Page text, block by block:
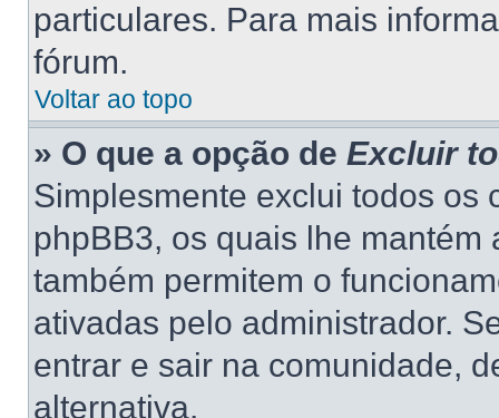
particulares. Para mais
fórum.
Voltar ao topo
» O que a opção de Excluir
Simplesmente exclui todos os
phpBB3, os quais lhe
também permitem o
ativadas pelo administrador.
entrar e sair na comunidade,
alternativa.